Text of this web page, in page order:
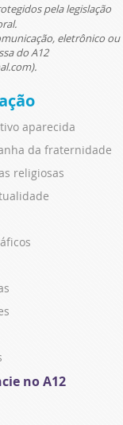
pela legislação
eletrônico ou
do A12
aparecida
da fraternidade
religiosas
no A12